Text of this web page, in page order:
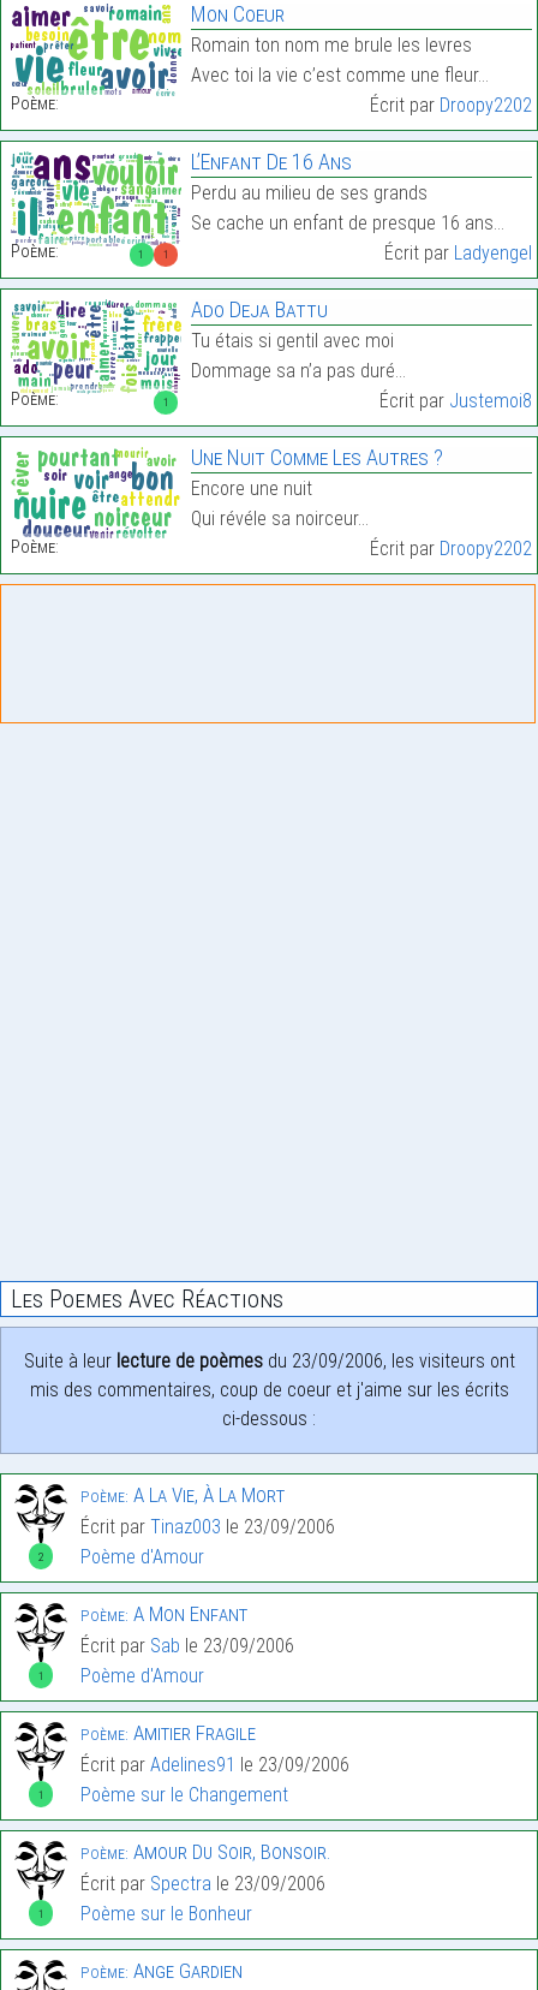
Poème:
Mon Coeur
Romain ton nom me brule les levres
Avec toi la vie c’est comme une fleur…
Écrit par Droopy2202
1 1
Poème:
L’Enfant De 16 Ans
Perdu au milieu de ses grands
Se cache un enfant de presque 16 ans…
Écrit par Ladyengel
1
Poème:
Ado Deja Battu
Tu étais si gentil avec moi
Dommage sa n’a pas duré…
Écrit par Justemoi8
Poème:
Une Nuit Comme Les Autres ?
Encore une nuit
Qui révéle sa noirceur…
Écrit par Droopy2202
Les Poemes Avec Réactions
Suite à leur lecture de poèmesdu 23/09/2006, les visiteurs ont
mis des commentaires, coup de coeur et j'aime sur les écrits
ci-dessous :
2
Poème: A La Vie, À La Mort
Écrit par Tinaz003 le 23/09/2006
Poème d'Amour
1
Poème: A Mon Enfant
Écrit par Sab le 23/09/2006
Poème d'Amour
1
Poème: Amitier Fragile
Écrit par Adelines91 le 23/09/2006
Poème sur le Changement
1
Poème: Amour Du Soir, Bonsoir.
Écrit par Spectra le 23/09/2006
Poème sur le Bonheur
Poème: Ange Gardien